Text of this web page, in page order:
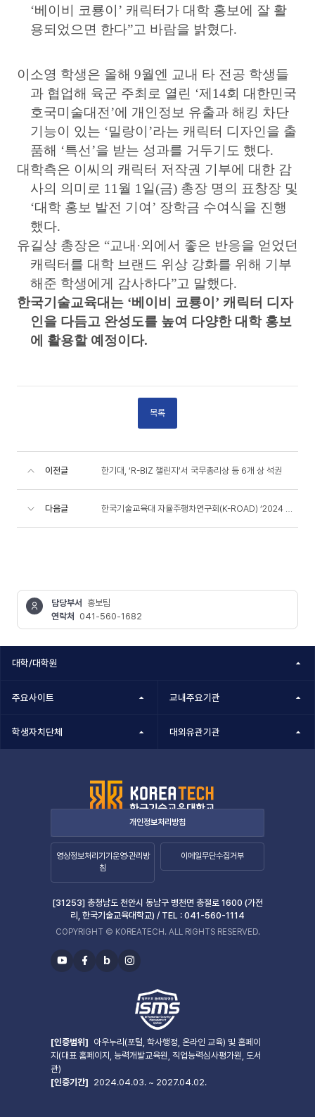
‘베이비 코룡이 ’ 캐릭터가 대학 홍보에 잘 활
용되었으면 한다”고 바람을 밝혔다.
이소영 학생은 올해 9월엔 교내 타 전공 학생들
과 협업해 육군 주최로 열린 ‘제 14회 대한민국
호국미술대전’에 개인정보 유출과 해킹 차단
기능이 있는 ‘밀랑이 ’라는 캐릭터 디자인을 출
품해 ‘특선’을 받는 성과를 거두기도 했다.
대학측은 이씨의 캐릭터 저작권 기부에 대한 감
사의 의미로 11월 1일(금) 총장 명의 표창장 및
‘대학 홍보 발전 기여 ’ 장학금 수여식을 진행
했다.
유길상 총장은 “교내 ·외에서 좋은 반응을 얻었던
캐릭터를 대학 브랜드 위상 강화를 위해 기부
해준 학생에게 감사하다”고 말했다.
한국기술교육대는 ‘베이비 코룡이 ’ 캐릭터 디자
인을 다듬고 완성도를 높여 다양한 대학 홍보
에 활용할 예정이다.
목록
이전글 한기대, ‘R-BIZ 챌린지’서 국무총리상 등 6개 상 석권
다음글 한국기술교육대 자율주행차연구회(K-ROAD) ‘2024 대학생 창작 모빌리티 경진대회’ 대상·..
담당부서
홍보팀
연락처
041-560-1682
대학/대학원
주요사이트 교내주요기관
학생자치단체 대외유관기관
개인정보처리방침
영상정보처리기기운영·관리방
침
이메일무단수집거부
[31253] 충청남도 천안시 동남구 병천면 충절로 1600 (가전
리, 한국기술교육대학교) / TEL : 041-560-1114
COPYRIGHT © KOREATECH. ALL RIGHTS RESERVED.
유
페
b
블
인
타
그
[인증범위] 아우누리(포털, 학사행정, 온라인 교육) 및 홈페이
지(대표 홈페이지, 능력개발교육원, 직업능력심사평가원, 도서
관)
[인증기간] 2024.04.03. ~ 2027.04.02.